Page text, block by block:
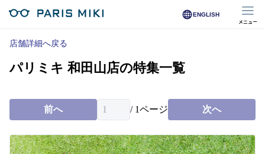
ENGLISH
メニュー
マイページ
Opera Club会員
オンラインショップ会員
店舗詳細へ戻る
パリミキ 和田山店の特集一覧
前へ / 1ページ 次へ